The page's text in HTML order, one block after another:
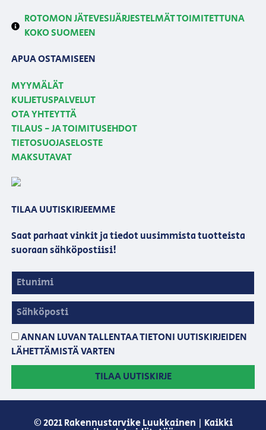
ROTOMON JÄTEVESIJÄRJESTELMÄT TOIMITETTUNA
KOKO SUOMEEN
APUA OSTAMISEEN
MYYMÄLÄT
KULJETUSPALVELUT
OTA YHTEYTTÄ
TILAUS - JA TOIMITUSEHDOT
TIETOSUOJASELOSTE
MAKSUTAVAT
TILAA UUTISKIRJEEMME
Saat parhaat vinkit ja tiedot uusimmista tuotteista
suoraan sähköpostiisi!
ANNAN LUVAN TALLENTAA TIETONI UUTISKIRJEIDEN
LÄHETTÄMISTÄ VARTEN
TILAA UUTISKIRJE
© 2021 Rakennustarvike Luukkainen | Kaikki